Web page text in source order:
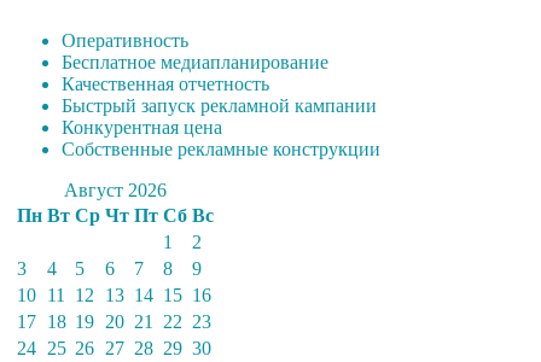
Оперативность
Бесплатное медиапланирование
Качественная отчетность
Быстрый запуск рекламной кампании
Конкурентная цена
Собственные рекламные конструкции
Август 2026
Пн Вт Ср Чт Пт Сб Вс
1
2
3
4 5 6 7 8
9
10 11 12 13 14 15 16
17 18 19 20 21 22 23
24 25 26 27 28 29 30